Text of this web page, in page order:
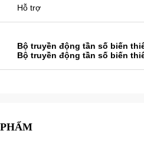
Hỗ trợ
Bộ truyền động tần số biến
Bộ truyền động tần số biến